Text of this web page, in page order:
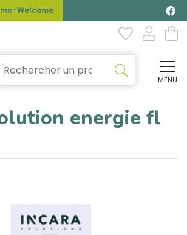
Welcome
MENU
energie fl